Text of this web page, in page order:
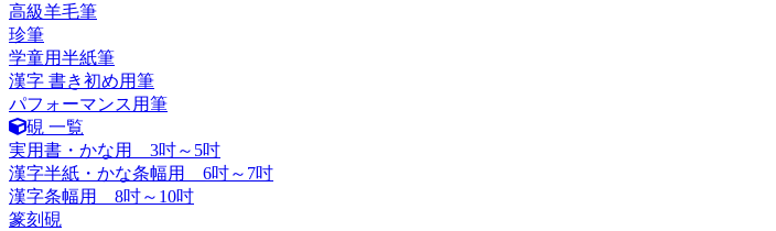
高級羊毛筆
珍筆
学童用半紙筆
漢字 書き初め用筆
パフォーマンス用筆
硯 一覧
実用書・かな用 3吋～5吋
漢字半紙・かな条幅用 6吋～7吋
漢字条幅用 8吋～10吋
篆刻硯